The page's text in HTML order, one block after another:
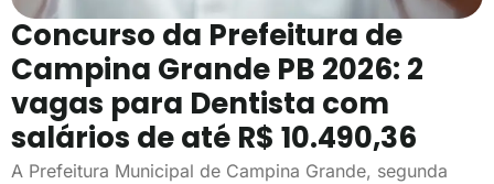
Concurso da Prefeitura de
Campina Grande PB 2026: 2
vagas para Dentista com
salários de até R$ 10.490,36
A Prefeitura Municipal de Campina Grande, segunda